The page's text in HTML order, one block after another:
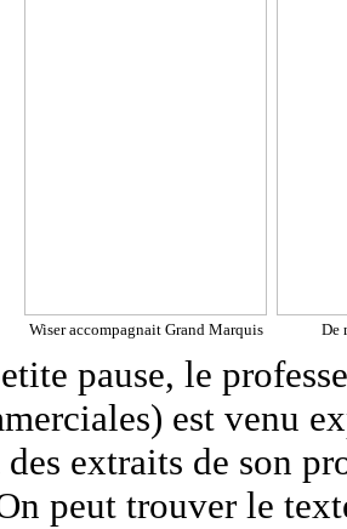
Wiser accompagnait Grand Marquis De
pause, le
est venu
extraits de son
peut trouver le